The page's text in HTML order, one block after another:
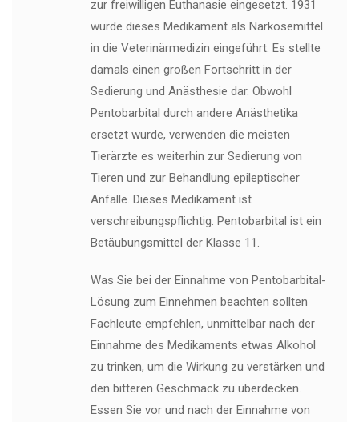
zur freiwilligen Euthanasie eingesetzt. 1931
wurde dieses Medikament als Narkosemittel
in die Veterinärmedizin eingeführt. Es stellte
damals einen großen Fortschritt in der
Sedierung und Anästhesie dar. Obwohl
Pentobarbital durch andere Anästhetika
ersetzt wurde, verwenden die meisten
Tierärzte es weiterhin zur Sedierung von
Tieren und zur Behandlung epileptischer
Anfälle. Dieses Medikament ist
verschreibungspflichtig. Pentobarbital ist ein
Betäubungsmittel der Klasse 11.
Was Sie bei der Einnahme von Pentobarbital-
Lösung zum Einnehmen beachten sollten
Fachleute empfehlen, unmittelbar nach der
Einnahme des Medikaments etwas Alkohol
zu trinken, um die Wirkung zu verstärken und
den bitteren Geschmack zu überdecken.
Essen Sie vor und nach der Einnahme von